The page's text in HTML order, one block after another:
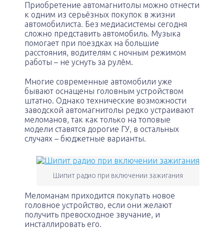
Приобретение автомагнитолы можно отнести
к одним из серьёзных покупок в жизни
автомобилиста. Без медиасистемы сегодня
сложно представить автомобиль. Музыка
помогает при поездках на большие
расстояния, водителям с ночным режимом
работы – не уснуть за рулём.
Многие современные автомобили уже
бывают оснащены головным устройством
штатно. Однако технические возможности
заводской автомагнитолы редко устраивают
меломанов, так как только на топовые
модели ставятся дорогие ГУ, в остальных
случаях – бюджетные варианты.
Шипит радио при включении зажигания
Меломанам приходится покупать новое
головное устройство, если они желают
получить превосходное звучание, и
инсталлировать его.